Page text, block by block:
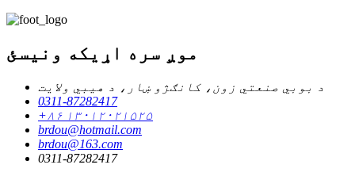
موږ سره اړیکه ونیسئ
د بوبي صنعتي زون، کانګژو ښار، د هیبي ولایت
0311-87282417
+۸۶ ۱۳۰۱۲۰۲۱۵۲۵
brdou@hotmail.com
brdou@163.com
0311-87282417